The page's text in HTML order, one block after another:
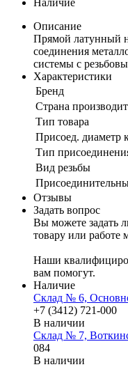
Описание
Прямой латунный
соединения
системы с
Характеристики
Бренд
Страна
Тип товара
Присоед. диаметр
Тип
Вид резьбы
Отзывы
Задать вопрос
Вы можете задать
товару или работе
Наши
вам помогут.
Наличие
Склад № 6,
+7 (3412) 721-000
В наличии
Склад № 7,
084
В наличии